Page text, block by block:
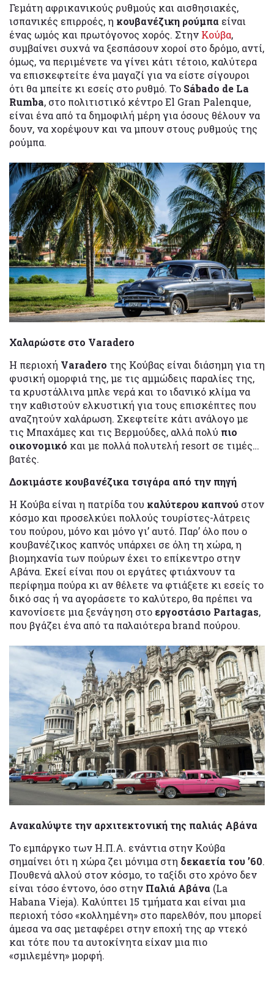
Γεμάτη αφρικανικούς ρυθμούς και αισθησιακές,
ισπανικές επιρροές, η κουβανέζικη ρούμπα είναι
ένας ωμός και πρωτόγονος χορός. Στην Κούβα,
συμβαίνει συχνά να ξεσπάσουν χοροί στο δρόμο, αντί,
όμως, να περιμένετε να γίνει κάτι τέτοιο, καλύτερα
να επισκεφτείτε ένα μαγαζί για να είστε σίγουροι
ότι θα μπείτε κι εσείς στο ρυθμό. Το Sábado de La
Rumba, στο πολιτιστικό κέντρο El Gran Palenque,
είναι ένα από τα δημοφιλή μέρη για όσους θέλουν να
δουν, να χορέψουν και να μπουν στους ρυθμούς της
ρούμπα.
Χαλαρώστε στο Varadero
Η περιοχή Varadero της Κούβας είναι διάσημη για τη
φυσική ομορφιά της, με τις αμμώδεις παραλίες της,
τα κρυστάλλινα μπλε νερά και το ιδανικό κλίμα να
την καθιστούν ελκυστική για τους επισκέπτες που
αναζητούν χαλάρωση. Σκεφτείτε κάτι ανάλογο με
τις Μπαχάμες και τις Βερμούδες, αλλά πολύ πιο
οικονομικό και με πολλά πολυτελή resort σε τιμές…
βατές.
Δοκιμάστε κουβανέζικα τσιγάρα από την πηγή
Η Κούβα είναι η πατρίδα του καλύτερου καπνού στον
κόσμο και προσελκύει πολλούς τουρίστες-λάτρεις
του πούρου, μόνο και μόνο γι’ αυτό. Παρ’ όλο που ο
κουβανέζικος καπνός υπάρχει σε όλη τη χώρα, η
βιομηχανία των πούρων έχει το επίκεντρο στην
Αβάνα. Εκεί είναι που οι εργάτες φτιάχνουν τα
περίφημα πούρα κι αν θέλετε να φτιάξετε κι εσείς το
δικό σας ή να αγοράσετε το καλύτερο, θα πρέπει να
κανονίσετε μια ξενάγηση στο εργοστάσιο Partagas,
που βγάζει ένα από τα παλαιότερα brand πούρου.
Ανακαλύψτε την αρχιτεκτονική της παλιάς Αβάνα
Το εμπάργκο των Η.Π.Α. ενάντια στην Κούβα
σημαίνει ότι η χώρα ζει μόνιμα στη δεκαετία του ’60.
Πουθενά αλλού στον κόσμο, το ταξίδι στο χρόνο δεν
είναι τόσο έντονο, όσο στην Παλιά Αβάνα (La
Habana Vieja). Καλύπτει 15 τμήματα και είναι μια
περιοχή τόσο «κολλημένη» στο παρελθόν, που μπορεί
άμεσα να σας μεταφέρει στην εποχή της αρ ντεκό
και τότε που τα αυτοκίνητα είχαν μια πιο
«σμιλεμένη» μορφή.